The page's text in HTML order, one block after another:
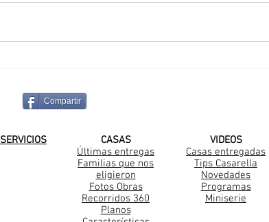
Compartir
Construccion Steel Frame
SERVICIOS
CASAS
Últimas entregas
Familias que nos
eligieron
Fotos Obras
Recorridos 360
Planos
VIDEOS
Casas entregadas
Tips Casarella
Novedades
Programas
Miniserie